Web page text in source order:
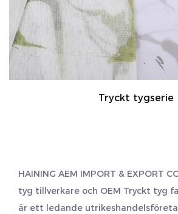
Tryckt tygserie
HAINING AEM IMPORT & EXPORT
tyg tillverkare och OEM Tryckt tyg
är ett ledande